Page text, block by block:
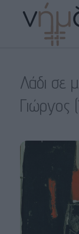
Λάδι σε
Γιώργος